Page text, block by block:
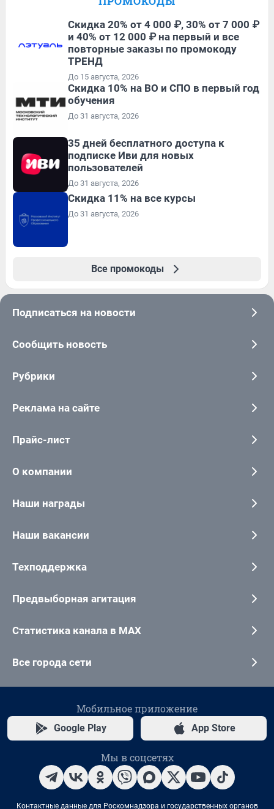
Скидка 20% от 4 000 ₽, 30% от 7 000 ₽
и 40% от 12 000 ₽ на первый и все
повторные заказы по промокоду
ТРЕНД
До 15 августа, 2026
Скидка 10% на ВО и СПО в первый год
обучения
До 31 августа, 2026
35 дней бесплатного доступа к
подписке Иви для новых
пользователей
До 31 августа, 2026
Скидка 11% на все курсы
До 31 августа, 2026
Все промокоды
Подписаться на новости
Сообщить новость
Рубрики
Реклама на сайте
Прайс-лист
О компании
Наши награды
Наши вакансии
Техподдержка
Предвыборная агитация
Статистика канала в MAX
Все города сети
Мобильное приложение
Google Play App Store
Мы в соцсетях
Контактные данные для Роскомнадзора и государственных органов